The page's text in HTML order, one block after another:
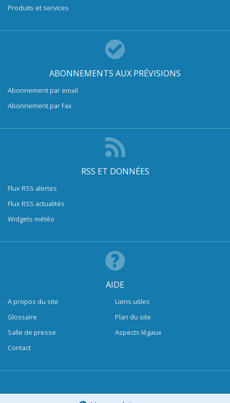
Produits et services
ABONNEMENTS AUX PRÉVISIONS
Abonnement par email
Abonnement par Fax
RSS ET DONNÉES
Flux RSS alertes
Flux RSS actualités
Widgets météo
AIDE
A propos du site
Glossaire
Salle de presse
Contact
Liens utiles
Plan du site
Aspects légaux